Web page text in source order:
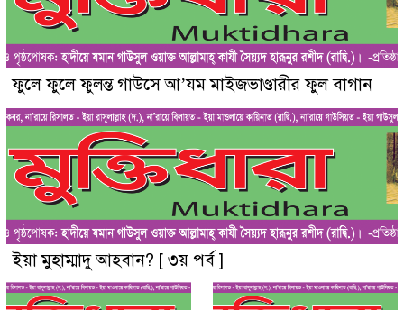
ফুলে ফুলে ফুলন্ত গাউসে আ’যম মাইজভাণ্ডারীর ফুল বাগান
ইয়া মুহাম্মাদু আহবান? [ ৩য় পর্ব ]